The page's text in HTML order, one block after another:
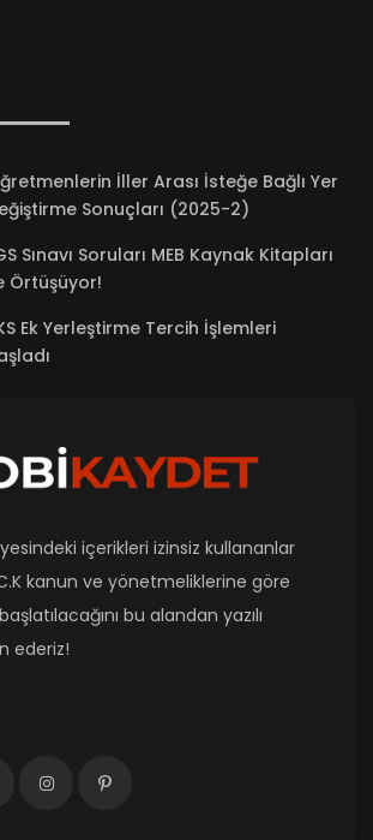
İller Arası İsteğe Bağlı Yer
Sonuçları (2025-2)
Sınavı Soruları MEB Kaynak Kitapları
Örtüşüyor!
Ek Yerleştirme Tercih İşlemleri
içerikleri izinsiz kullananlar
kanun ve yönetmeliklerine göre
bu alandan yazılı
ederiz!